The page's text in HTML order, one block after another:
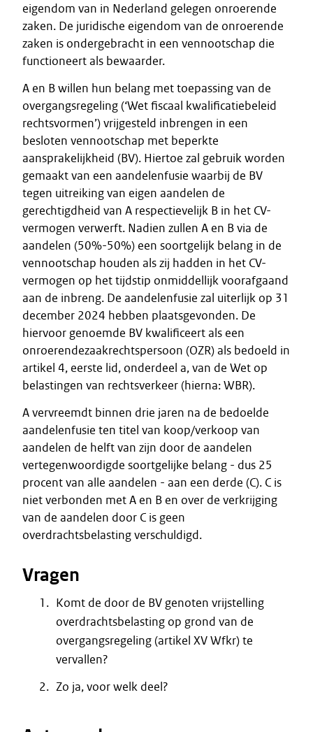
eigendom van in Nederland gelegen onroerende
zaken. De juridische eigendom van de onroerende
zaken is ondergebracht in een vennootschap die
functioneert als bewaarder.
A en B willen hun belang met toepassing van de
overgangsregeling (‘Wet fiscaal kwalificatiebeleid
rechtsvormen’) vrijgesteld inbrengen in een
besloten vennootschap met beperkte
aansprakelijkheid (BV). Hiertoe zal gebruik worden
gemaakt van een aandelenfusie waarbij de BV
tegen uitreiking van eigen aandelen de
gerechtigdheid van A respectievelijk B in het CV-
vermogen verwerft. Nadien zullen A en B via de
aandelen (50%-50%) een soortgelijk belang in de
vennootschap houden als zij hadden in het CV-
vermogen op het tijdstip onmiddellijk voorafgaand
aan de inbreng. De aandelenfusie zal uiterlijk op 31
december 2024 hebben plaatsgevonden. De
hiervoor genoemde BV kwalificeert als een
onroerendezaakrechtspersoon (OZR) als bedoeld in
artikel 4, eerste lid, onderdeel a, van de Wet op
belastingen van rechtsverkeer (hierna: WBR).
A vervreemdt binnen drie jaren na de bedoelde
aandelenfusie ten titel van koop/verkoop van
aandelen de helft van zijn door de aandelen
vertegenwoordigde soortgelijke belang - dus 25
procent van alle aandelen - aan een derde (C). C is
niet verbonden met A en B en over de verkrijging
van de aandelen door C is geen
overdrachtsbelasting verschuldigd.
Vragen
Komt de door de BV genoten vrijstelling
overdrachtsbelasting op grond van de
overgangsregeling (artikel XV Wfkr) te
vervallen?
Zo ja, voor welk deel?